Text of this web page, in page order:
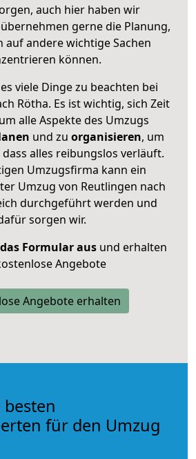
auch hier haben wir
gerne die Planung,
auf andere wichtige Sachen
können.
viele Dinge zu beachten bei
Rötha. Es ist wichtig, sich Zeit
alle Aspekte des Umzugs
und zu organisieren, um
alles reibungslos verläuft.
Umzugsfirma kann ein
Umzug von Reutlingen nach
durchgeführt werden und
sorgen wir.
Formular ausund erhalten
Angebote
Angebote erhalten
für den Umzug